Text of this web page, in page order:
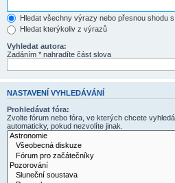
Hledat všechny výrazy nebo přesnou shodu
Hledat kterýkoliv z výrazů
Vyhledat autora:
Zadáním * nahradíte část slova
NASTAVENÍ VYHLEDÁVÁNÍ
Prohledávat fóra:
Zvolte fórum nebo fóra, ve kterých chcete
automaticky, pokud nezvolíte jinak.